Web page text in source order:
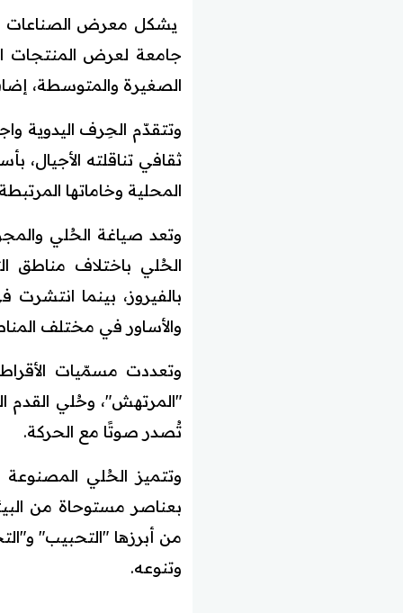
يشكل معرض الصناعات
جامعة لعرض المنتجات
الصغيرة والمتوسطة،
وتتقدّم الحِرف اليدوية
ثقافي تناقلته الأجيال،
المحلية وخاماتها
وتعد صياغة الحُلي
الحُلي باختلاف مناطق
بالفيروز، بينما
والأساور في مختلف
وتعددت مسمّيات
"المرتهش"، وحُلي القدم
تُصدر صوتًا مع الحركة.
وتتميز الحُلي
بعناصر مستوحاة من
من أبرزها "التحبيب"
وتنوعه.